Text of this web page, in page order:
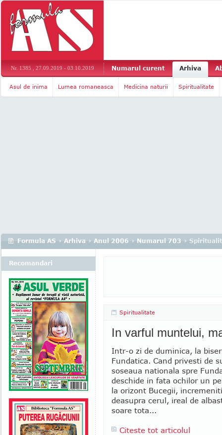
Nr. 1385 , 27.09.2019 - 03.10.2019 Numarul curent Arhiva
Asul de inima Lumea romaneasca Medicina naturii Spiritualitate
Formula AS › Arhiva › Anul 2006 › Numarul 703 ›
Spiritualitate
In varful muntelui,
Intr-o zi de duminica, la
Fundatica. Cand privesti de
soseaua nationala spre
deschide in fata ochilor un
la orizont Bucegii,
deasupra cerul, ireal de
soare tota...
Citeste tot articolul
Recomandari